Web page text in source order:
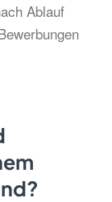
Ablauf